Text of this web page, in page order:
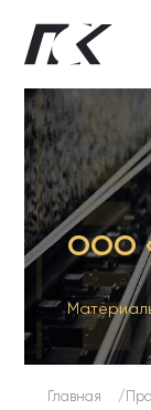
ООО
Главная